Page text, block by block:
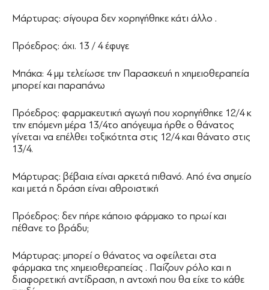
Μάρτυρας: σίγουρα δεν χορηγήθηκε κάτι άλλο .
Πρόεδρος: όχι. 13 / 4 έφυγε
Μπάκα: 4 μμ τελείωσε την Παρασκευή η χημειοθεραπεία
μπορεί και παραπάνω
Πρόεδρος: φαρμακευτική αγωγή που χορηγήθηκε 12/4 κ
την επόμενη μέρα 13/4το απόγευμα ήρθε ο θάνατος
γίνεται να επέλθει τοξικότητα στις 12/4 και θάνατο στις
13/4.
Μάρτυρας: βέβαια είναι αρκετά πιθανό. Από ένα σημείο
και μετά η δράση είναι αθροιστική
Πρόεδρος: δεν πήρε κάποιο φάρμακο το πρωί και
πέθανε το βράδυ;
Μάρτυρας: μπορεί ο θάνατος να οφείλεται στα
φάρμακα της χημειοθεραπείας . Παίζουν ρόλο και η
διαφορετική αντίδραση, η αντοχή που θα είχε το κάθε